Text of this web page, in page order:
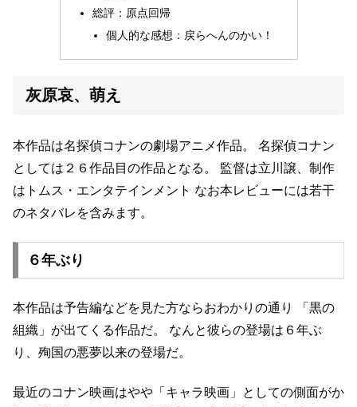
総評：原点回帰
個人的な感想：戻らへんのかい！
灰原哀、萌え
本作品は名探偵コナンの劇場アニメ作品。
名探偵コナン
としては２６作品目の作品となる。
監督は立川譲、制作
はトムス・エンタテインメント なお本レビューには若干
のネタバレを含みます。
６年ぶり
本作品は予告編などを見た方ならおわかりの通り
「黒の
組織」が出てくる作品だ。
なんと彼らの登場は６年ぶ
り、殉国の悪夢以来の登場だ。
最近のコナン映画はやや「キャラ映画」としての側面がか